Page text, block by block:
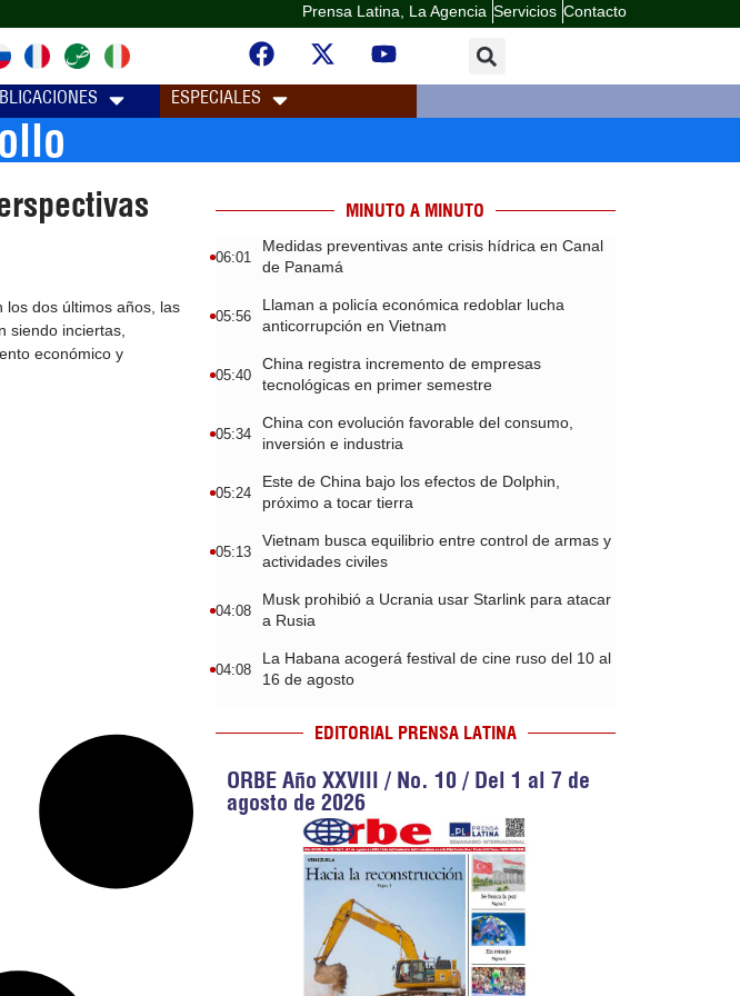
Prensa Latina, La Agencia Servicios Contacto
ESPECIALES
los dos últimos años, las
siendo inciertas,
económico y
MINUTO A MINUTO
06:01
Medidas preventivas ante crisis hídrica en Canal
de Panamá
05:56
Llaman a policía económica redoblar lucha
anticorrupción en Vietnam
05:40
China registra incremento de empresas
tecnológicas en primer semestre
05:34
China con evolución favorable del consumo,
inversión e industria
05:24
Este de China bajo los efectos de Dolphin,
próximo a tocar tierra
05:13
Vietnam busca equilibrio entre control de armas y
actividades civiles
04:08
Musk prohibió a Ucrania usar Starlink para atacar
a Rusia
04:08
La Habana acogerá festival de cine ruso del 10 al
16 de agosto
EDITORIAL PRENSA LATINA
ORBE Año XXVIII / No. 10 / Del 1 al 7 de
agosto de 2026